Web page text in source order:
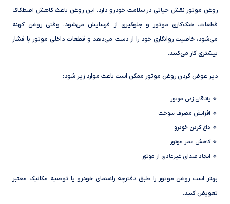
روغن موتور نقش حیاتی در سلامت خودرو دارد. این روغن باعث کاهش اصطکاک
قطعات، خنک‌کاری موتور و جلوگیری از فرسایش می‌شود. وقتی روغن کهنه
می‌شود، خاصیت روانکاری خود را از دست می‌دهد و قطعات داخلی موتور با فشار
بیشتری کار می‌کنند.
دیر عوض کردن روغن موتور ممکن است باعث موارد زیر شود:
🔹 یاتاقان زدن موتور
🔹 افزایش مصرف سوخت
🔹 داغ کردن خودرو
🔹 کاهش عمر موتور
🔹 ایجاد صدای غیرعادی از موتور
بهتر است روغن موتور را طبق دفترچه راهنمای خودرو یا توصیه مکانیک معتبر
تعویض کنید.